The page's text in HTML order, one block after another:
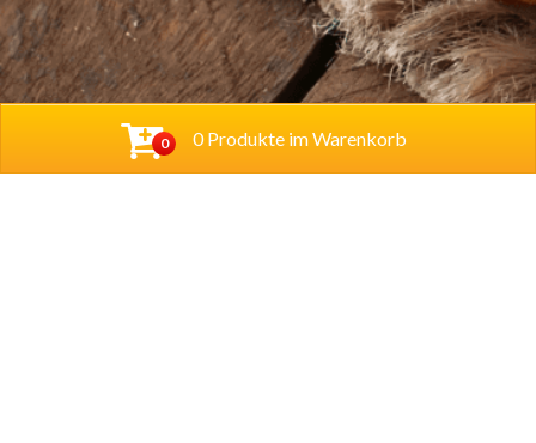
0 0 Produkte im Warenkorb